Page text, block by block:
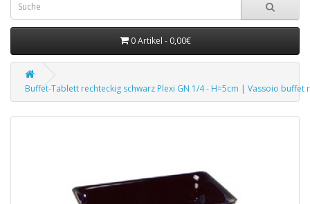
0 Artikel - 0,00€
Buffet-Tablett rechteckig schwarz Plexi GN 1/4 - H=5cm | Vassoio